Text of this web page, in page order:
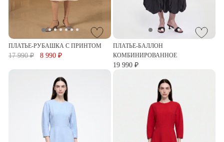
ПЛАТЬЕ-РУБАШКА С ПРИНТОМ
17 990 ₽ 8 990 ₽
ПЛАТЬЕ-БАЛЛОН
КОМБИНИРОВАННОЕ
19 990 ₽